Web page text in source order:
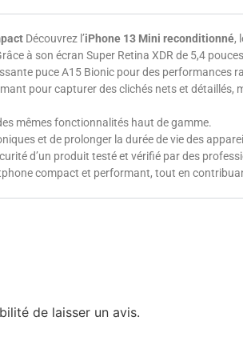
Découvrez l’iPhone 13 Mini reconditionné,
à son écran Super Retina XDR de 5,4
puce A15 Bionic pour des performances
pour capturer des clichés nets et détaillés,
mêmes fonctionnalités haut de gamme.
et de prolonger la durée de vie des
d’un produit testé et vérifié par des
compact et performant, tout en
de laisser un avis.